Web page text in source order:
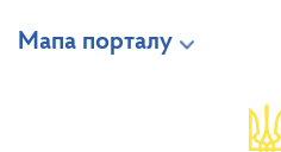
Мапа порталу